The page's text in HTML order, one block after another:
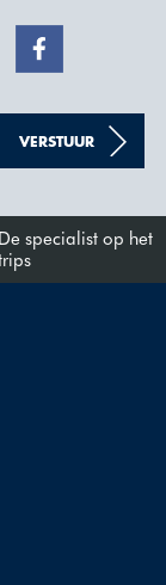
VERSTUUR
specialist op het